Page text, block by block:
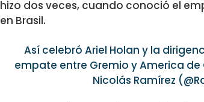
hizo dos veces, cuando conoció el
en Brasil.
Así celebró Ariel Holan y la
empate entre Gremio y America de
Nicolás Ramírez